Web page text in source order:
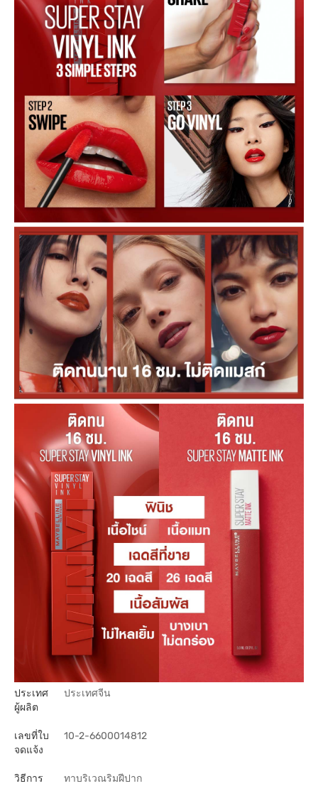
ประเทศ
ผู้ผลิต
ประเทศจีน
เลขที่ใบ
จดแจ้ง
10-2-6600014812
วิธีการ
ทาบริเวณริมฝีปาก